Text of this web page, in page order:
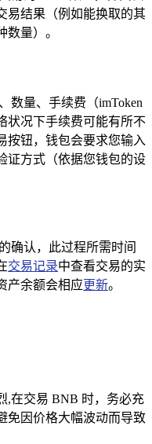
易结果（例如能换取的其
量）。
数量、手续费（imToken
状况下手续费可能有所不
按钮，钱包会要求您输入
证方式（依据您钱包的设
确认，此过程所需时间
交易记录中查看交易的实
产余额会相应更新。
,在交易 BNB 时，务必充
免因价格大幅波动而导致